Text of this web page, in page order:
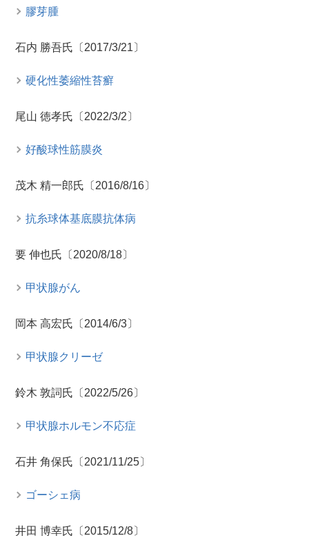
膠芽腫
石内 勝吾氏〔2017/3/21〕
硬化性萎縮性苔癬
尾山 徳孝氏〔2022/3/2〕
好酸球性筋膜炎
茂木 精一郎氏〔2016/8/16〕
抗糸球体基底膜抗体病
要 伸也氏〔2020/8/18〕
甲状腺がん
岡本 高宏氏〔2014/6/3〕
甲状腺クリーゼ
鈴木 敦詞氏〔2022/5/26〕
甲状腺ホルモン不応症
石井 角保氏〔2021/11/25〕
ゴーシェ病
井田 博幸氏〔2015/12/8〕